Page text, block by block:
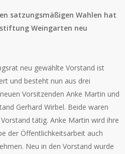
satzungsmäßigen Wahlen hat
Weingarten neu
neu gewählte Vorstand ist
und besteht nun aus drei
Vorsitzenden Anke Martin und
Gerhard Wirbel. Beide waren
tätig. Anke Martin wird ihre
der Öffentlichkeitsarbeit auch
Neu in den Vorstand wurde